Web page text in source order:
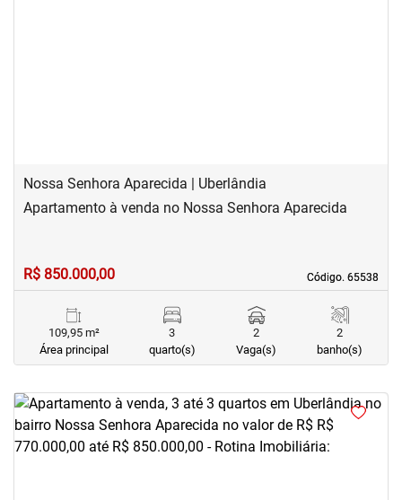
Nossa Senhora Aparecida | Uberlândia
Código. 65538
Código. 65538
Apartamento à venda no Nossa Senhora Aparecida
R$ 850.000,00
109,95 m²
Área principal
3
quarto(s)
2
Vaga(s)
2
banho(s)
<<<<